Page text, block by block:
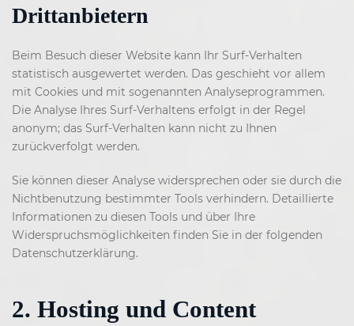
Drittanbietern
Beim Besuch dieser Website kann Ihr Surf-Verhalten
statistisch ausgewertet werden. Das geschieht vor allem
mit Cookies und mit sogenannten Analyseprogrammen.
Die Analyse Ihres Surf-Verhaltens erfolgt in der Regel
anonym; das Surf-Verhalten kann nicht zu Ihnen
zurückverfolgt werden.
Sie können dieser Analyse widersprechen oder sie durch die
Nichtbenutzung bestimmter Tools verhindern. Detaillierte
Informationen zu diesen Tools und über Ihre
Widerspruchsmöglichkeiten finden Sie in der folgenden
Datenschutzerklärung.
2. Hosting und Content